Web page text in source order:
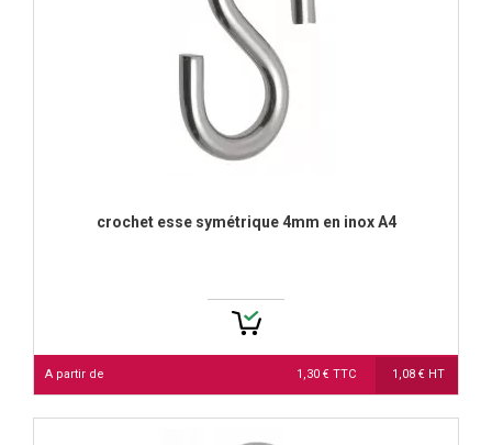
crochet esse symétrique 4mm en inox A4
A partir de 1,30 € TTC 1,08 € HT